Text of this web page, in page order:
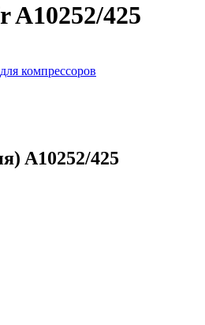
A10252/425
компрессоров
A10252/425